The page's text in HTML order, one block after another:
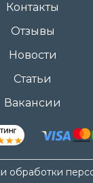
Контакты
Отзывы
Новости
Статьи
Вакансии
обработки